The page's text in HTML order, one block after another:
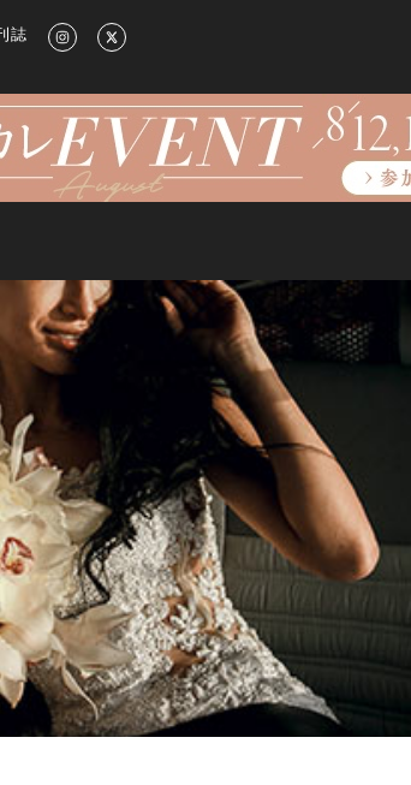
ライフスタイル情報
誌